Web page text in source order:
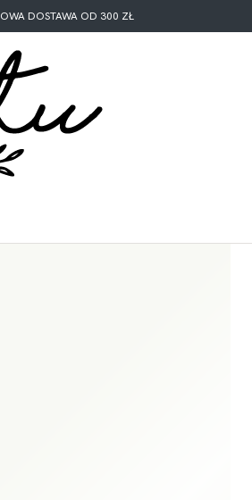
DOSTAWA OD 300 ZŁ